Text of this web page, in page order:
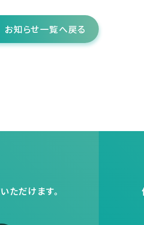
お知らせ一覧へ戻る
ただけます。